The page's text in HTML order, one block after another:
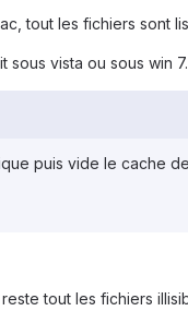
tout les fichiers sont
sous vista ou sous win 7.
puis vide le cache
tout les fichiers